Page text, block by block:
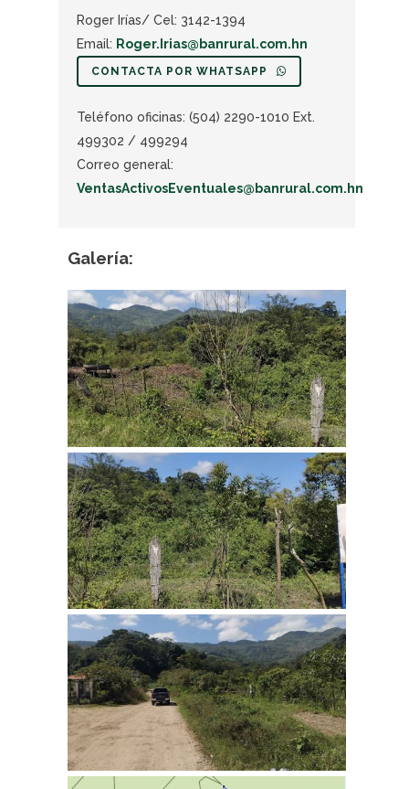
Roger Irías/ Cel: 3142-1394
Email: Roger.Irias@banrural.com.hn
CONTACTA POR WHATSAPP
Teléfono oficinas: (504) 2290-1010 Ext.
499302 / 499294
Correo general:
VentasActivosEventuales@banrural.com.hn
Galería: